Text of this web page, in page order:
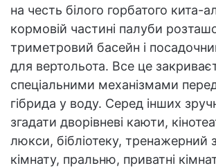
на честь білого горбатого кита-
кормовій частині палуби
триметровий басейн і
для вертольота. Все це
спеціальними механізмами
гібрида у воду. Серед інших
згадати дворівневі каюти,
люкси, бібліотеку, тренажерний
кімнату, пральню, приватні